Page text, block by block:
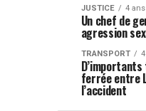
JUSTICE 4
Un chef de
agression
TRANSPORT
ferrée entre
l’accident